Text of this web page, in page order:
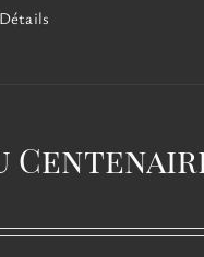
Détails